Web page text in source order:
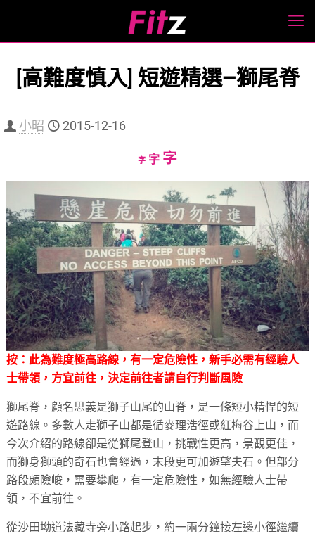
[高難度慎入] 短遊精選—獅尾脊
小昭 2015-12-16
字Decrease
字Reset
size.
字Increase
size.
按：此為難度極高路線，有一定危險性，新手必需有經驗人
士帶領，方宜前往，決定前往者請自行判斷風險
獅尾脊，顧名思義是獅子山尾的山脊，是一條短小精悍的短
遊路線。多數人走獅子山都是循麥理浩徑或紅梅谷上山，而
今次介紹的路線卻是從獅尾登山，挑戰性更高，景觀更佳，
而獅身獅頭的奇石也會經過，末段更可加遊望夫石。但部分
路段頗險峻，需要攀爬，有一定危險性，如無經驗人士帶
領，不宜前往。
從沙田坳道法藏寺旁小路起步，約一兩分鐘接左邊小徑繼續